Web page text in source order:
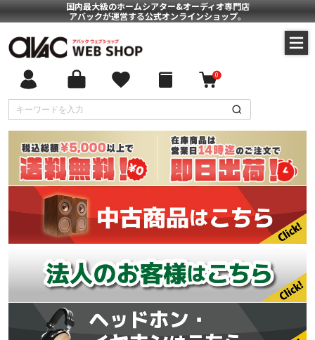
国内最大級のホームシアター&オーディオ専門店
アバックが運営する公式オンラインショップ。
0